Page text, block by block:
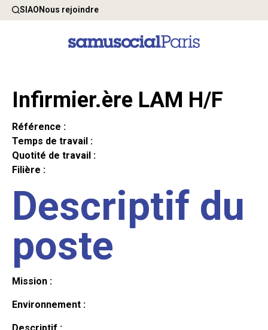
SIAONous rejoindre
Infirmier.ère LAM H/F
Référence :
Temps de travail :
Quotité de travail :
Filière :
Descriptif du
poste
Mission :
Environnement :